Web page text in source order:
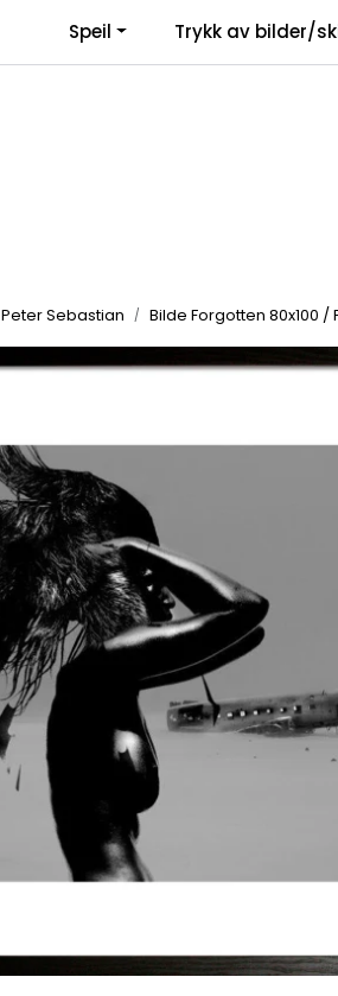
Speil Trykk av bilder/
Peter Sebastian Bilde Forgotten 80x100